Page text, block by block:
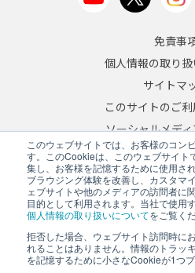
このウェブサイトでは、お客様のコン
す。このCookieは、このウェブサイト
集し、お客様を記憶するために使用さ
ブラウジング体験を改善し、カスタマ
ェブサイトや他のメディアの訪問者に
目的として利用されます。当社で使用
個人情報の取り扱いについてをご覧く
拒否した場合、ウェブサイト訪問時に
れることはありません。情報のトラッ
を記憶するために小さなCookieが1つ
免責事
個人情報の取り扱
サイトマ
このサイトのご
ソーシャルメデ
反社会的勢力への
JA/EN
Copyright © 2026 A&D